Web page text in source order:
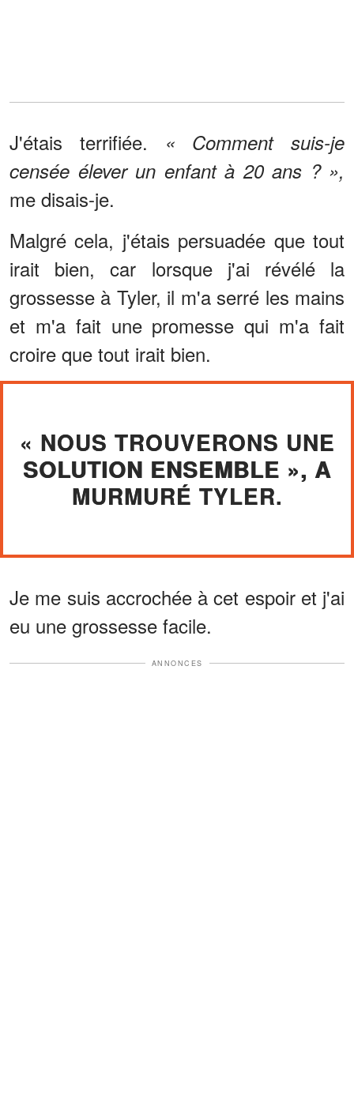
J'étais terrifiée. « Comment suis-je
censée élever un enfant à 20 ans ? »,
me disais-je.
Malgré cela, j'étais persuadée que tout
irait bien, car lorsque j'ai révélé la
grossesse à Tyler, il m'a serré les mains
et m'a fait une promesse qui m'a fait
croire que tout irait bien.
« NOUS TROUVERONS UNE
SOLUTION ENSEMBLE », A
MURMURÉ TYLER.
Je me suis accrochée à cet espoir et j'ai
eu une grossesse facile.
ANNONCES